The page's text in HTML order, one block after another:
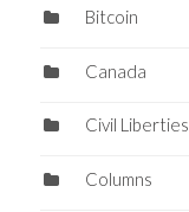
Bitcoin
Canada
Civil Liberties
Columns